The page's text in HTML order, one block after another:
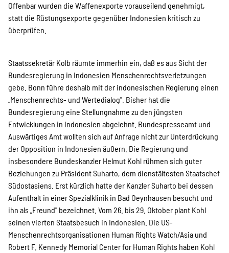
Offenbar wurden die Waffenexporte vorauseilend genehmigt,
statt die Rüstungsexporte gegenüber Indonesien kritisch zu
überprüfen.
Staatssekretär Kolb räumte immerhin ein, daß es aus Sicht der
Bundesregierung in Indonesien Menschenrechtsverletzungen
gebe. Bonn führe deshalb mit der indonesischen Regierung einen
„Menschenrechts- und Wertedialog". Bisher hat die
Bundesregierung eine Stellungnahme zu den jüngsten
Entwicklungen in Indonesien abgelehnt. Bundespresseamt und
Auswärtiges Amt wollten sich auf Anfrage nicht zur Unterdrückung
der Opposition in Indonesien äußern. Die Regierung und
insbesondere Bundeskanzler Helmut Kohl rühmen sich guter
Beziehungen zu Präsident Suharto, dem dienstältesten Staatschef
Südostasiens. Erst kürzlich hatte der Kanzler Suharto bei dessen
Aufenthalt in einer Spezialklinik in Bad Oeynhausen besucht und
ihn als „Freund" bezeichnet. Vom 26. bis 29. Oktober plant Kohl
seinen vierten Staatsbesuch in Indonesien. Die US-
Menschenrechtsorganisationen Human Rights Watch/Asia und
Robert F. Kennedy Memorial Center for Human Rights haben Kohl